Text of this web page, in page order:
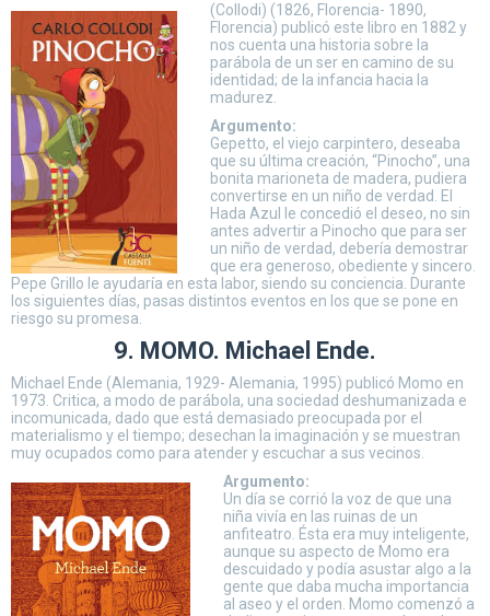
(Collodi) (1826, Florencia- 1890,
Florencia) publicó este libro en 1882 y
nos cuenta una historia sobre la
parábola de un ser en camino de su
identidad; de la infancia hacia la
madurez.
Argumento:
Gepetto, el viejo carpintero, deseaba
que su última creación, “Pinocho”, una
bonita marioneta de madera, pudiera
convertirse en un niño de verdad. El
Hada Azul le concedió el deseo, no sin
antes advertir a Pinocho que para ser
un niño de verdad, debería demostrar
que era generoso, obediente y sincero.
Pepe Grillo le ayudaría en esta labor, siendo su conciencia. Durante
los siguientes días, pasas distintos eventos en los que se pone en
riesgo su promesa.
9. MOMO. Michael Ende.
Michael Ende (Alemania, 1929- Alemania, 1995) publicó Momo en
1973. Critica, a modo de parábola, una sociedad deshumanizada e
incomunicada, dado que está demasiado preocupada por el
materialismo y el tiempo; desechan la imaginación y se muestran
muy ocupados como para atender y escuchar a sus vecinos.
Argumento:
Un día se corrió la voz de que una
niña vivía en las ruinas de un
anfiteatro. Ésta era muy inteligente,
aunque su aspecto de Momo era
descuidado y podía asustar algo a la
gente que daba mucha importancia
al aseo y el orden. Momo comenzó a